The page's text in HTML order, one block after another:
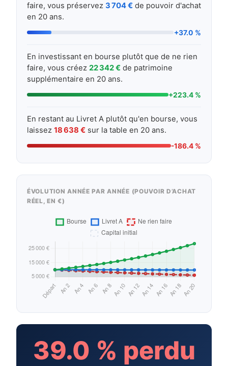
faire, vous préservez 3 704 € de pouvoir d'achat
en 20 ans.
+37.0 %
En investissant en bourse plutôt que de ne rien
faire, vous créez 22 342 € de patrimoine
supplémentaire en 20 ans.
+223.4 %
En restant au Livret A plutôt qu'en bourse, vous
laissez 18 638 € sur la table en 20 ans.
-186.4 %
ÉVOLUTION ANNÉE PAR ANNÉE (POUVOIR D’ACHAT
RÉEL, EN €)
39.0 % perdu